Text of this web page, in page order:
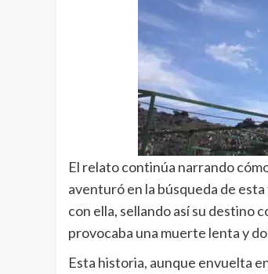
El relato continúa narrando
aventuró en la búsqueda de
con ella, sellando así su destino
provocaba una muerte lenta y
Esta historia, aunque envuelta